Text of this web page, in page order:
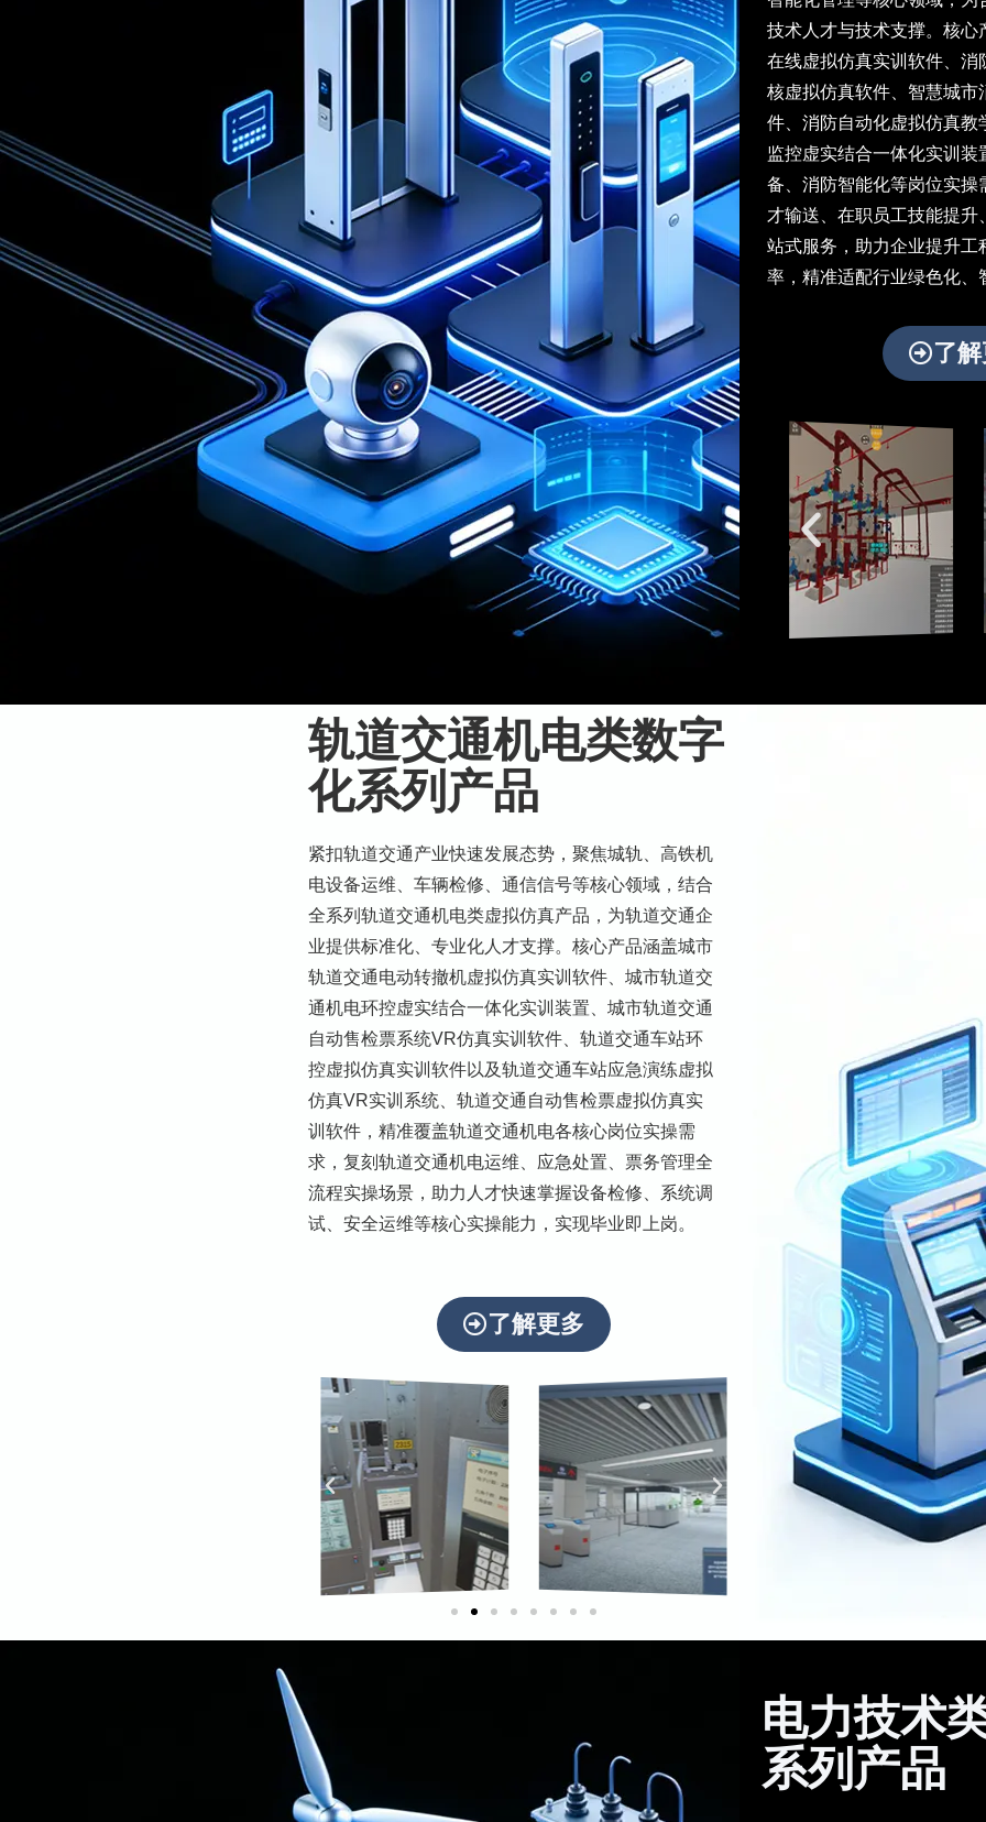
技术人才与技术支撑。核心
在线虚拟仿真实训软件、消
核虚拟仿真软件、智慧城市
件、消防自动化虚拟仿真教
监控虚实结合一体化实训装
备、消防智能化等岗位实操
才输送、在职员工技能提升
站式服务，助力企业提升工
率，精准适配行业绿色化、
了
轨道交通机电类数字
化系列产品
紧扣轨道交通产业快速发展态势，聚焦城轨、高铁机
电设备运维、车辆检修、通信信号等核心领域，结合
全系列轨道交通机电类虚拟仿真产品，为轨道交通企
业提供标准化、专业化人才支撑。核心产品涵盖城市
轨道交通电动转撤机虚拟仿真实训软件、城市轨道交
通机电环控虚实结合一体化实训装置、城市轨道交通
自动售检票系统VR仿真实训软件、轨道交通车站环
控虚拟仿真实训软件以及轨道交通车站应急演练虚拟
仿真VR实训系统、轨道交通自动售检票虚拟仿真实
训软件，精准覆盖轨道交通机电各核心岗位实操需
求，复刻轨道交通机电运维、应急处置、票务管理全
流程实操场景，助力人才快速掌握设备检修、系统调
试、安全运维等核心实操能力，实现毕业即上岗。
了解更多
电力技术
系列产品